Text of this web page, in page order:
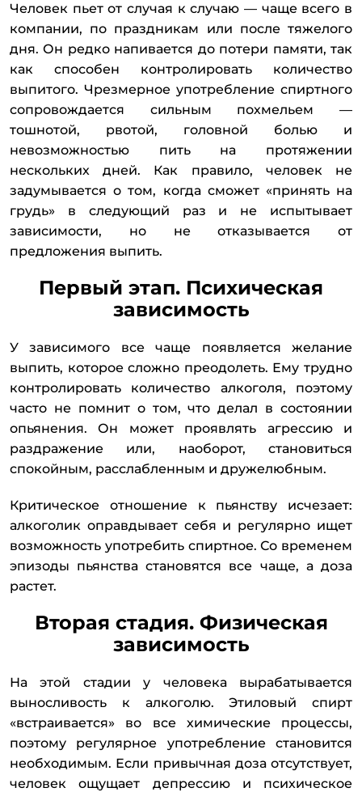
Человек пьет от случая к случаю — чаще всего в
компании, по праздникам или после тяжелого
дня. Он редко напивается до потери памяти, так
как способен контролировать количество
выпитого. Чрезмерное употребление спиртного
сопровождается сильным похмельем —
тошнотой, рвотой, головной болью и
невозможностью пить на протяжении
нескольких дней. Как правило, человек не
задумывается о том, когда сможет «принять на
грудь» в следующий раз и не испытывает
зависимости, но не отказывается от
предложения выпить.
Первый этап. Психическая
зависимость
У зависимого все чаще появляется желание
выпить, которое сложно преодолеть. Ему трудно
контролировать количество алкоголя, поэтому
часто не помнит о том, что делал в состоянии
опьянения. Он может проявлять агрессию и
раздражение или, наоборот, становиться
спокойным, расслабленным и дружелюбным.
Критическое отношение к пьянству исчезает:
алкоголик оправдывает себя и регулярно ищет
возможность употребить спиртное. Со временем
эпизоды пьянства становятся все чаще, а доза
растет.
Вторая стадия. Физическая
зависимость
На этой стадии у человека вырабатывается
выносливость к алкоголю. Этиловый спирт
«встраивается» во все химические процессы,
поэтому регулярное употребление становится
необходимым. Если привычная доза отсутствует,
человек ощущает депрессию и психическое